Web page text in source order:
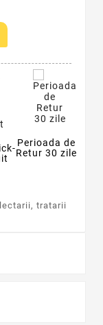
Perioada de
Retur 30 zile
tratarii